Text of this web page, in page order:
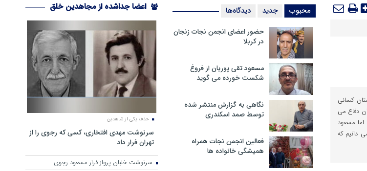
کسانی
دفاع می
مسعود
دانیم که
محبوب جدید دیدگاه‌ها
حضور اعضای انجمن نجات زنجان
در کربلا
مسعود تقی پوریان از فروغ
شکست خورده می گوید
نگاهی به گزارش منتشر شده
توسط صمد اسکندری
فعالین انجمن نجات همراه
همیشگی خانواده ها
اعضا جداشده از مجاهدین خلق
حذف یکی از شاهدین
سرنوشت مهدی افتخاری، کسی که رجوی را از
تهران فرار داد
سرنوشت خلبان پرواز فرار مسعود رجوی